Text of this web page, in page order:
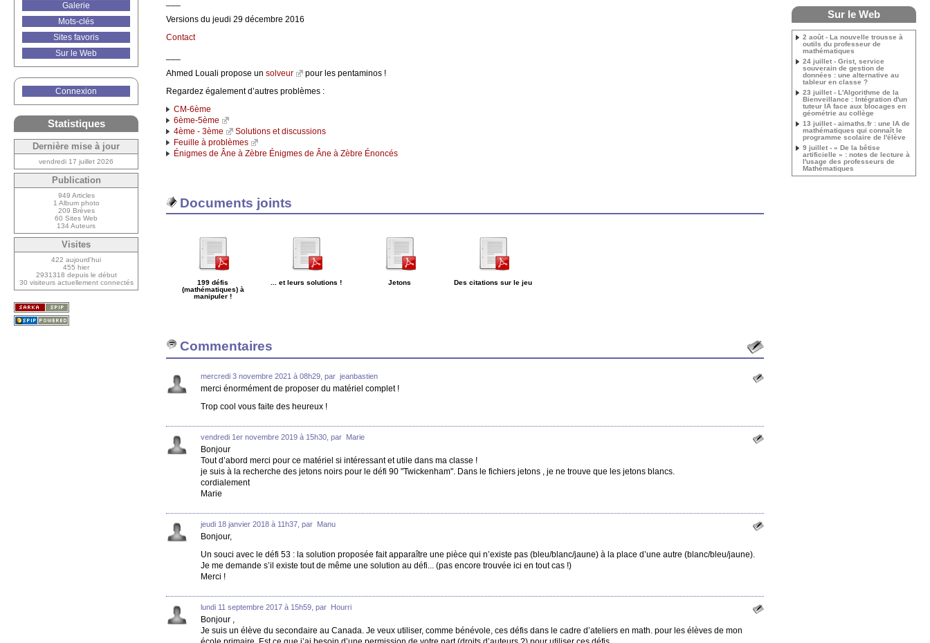
Versions du jeudi 29 décembre 2016
Contact
Ahmed Louali propose un solveur
pour les pentaminos !
Regardez également d’autres problèmes :
CM-6ème
6ème-5ème
4ème - 3ème
Solutions et discussions
Feuille à problèmes
Énigmes de Âne à Zèbre Énigmes de Âne à Zèbre Énoncés
Documents joints
199 défis
(mathématiques) à
manipuler !
... et leurs solutions ! Jetons Des citations sur le jeu
Commentaires
mercredi 3 novembre 2021 à 08h29, par jeanbastien
merci énormément de proposer du matériel complet !
Trop cool vous faite des heureux !
vendredi 1er novembre 2019 à 15h30, par Marie
Bonjour
Tout d’abord merci pour ce matériel si intéressant et utile dans ma classe !
je suis à la recherche des jetons noirs pour le défi 90 "Twickenham". Dans le fichiers jetons , je ne trouve que les jetons blancs.
cordialement
Marie
jeudi 18 janvier 2018 à 11h37, par Manu
Bonjour,
Un souci avec le défi 53 : la solution proposée fait apparaître une pièce qui n’existe pas (bleu/blanc/jaune) à la place d’une autre (blanc/bleu/jaune).
Je me demande s’il existe tout de même une solution au défi... (pas encore trouvée ici en tout cas !)
Merci !
lundi 11 septembre 2017 à 15h59, par Hourri
Bonjour ,
Je suis un élève du secondaire au Canada. Je veux utiliser, comme bénévole, ces défis dans le cadre d’ateliers en math. pour les élèves de mon
Galerie
Mots-clés
Sites favoris
Sur le Web
Connexion
Statistiques
Dernière mise à jour
vendredi 17 juillet 2026
Publication
949 Articles
1 Album photo
209 Brèves
60 Sites Web
134 Auteurs
Visites
422 aujourd'hui
455 hier
2931318 depuis le début
30 visiteurs actuellement connectés
Sur le Web
2 août - La nouvelle trousse à
outils du professeur de
mathématiques
24 juillet - Grist, service
souverain de gestion de
données : une alternative au
tableur en classe ?
23 juillet - L'Algorithme de la
Bienveillance : Intégration d'un
tuteur IA face aux blocages en
géométrie au collège
13 juillet - aimaths.fr : une IA de
mathématiques qui connaît le
programme scolaire de l'élève
9 juillet - « De la bêtise
artificielle » : notes de lecture à
l'usage des professeurs de
Mathématiques